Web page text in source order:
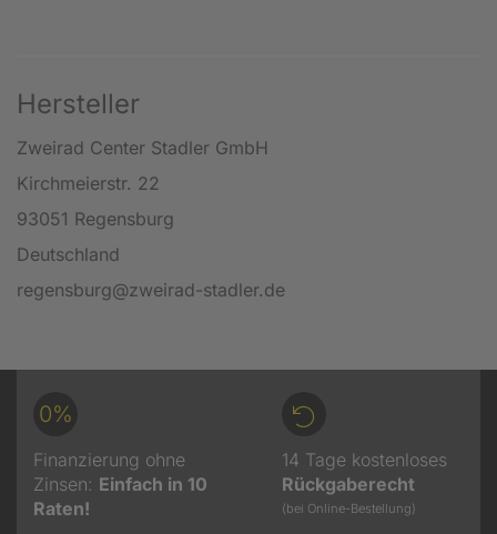
Hersteller
Zweirad Center Stadler GmbH
Kirchmeierstr. 22
93051 Regensburg
Deutschland
regensburg@zweirad-stadler.de
0%
Finanzierung ohne
Zinsen: Einfach in 10
Raten!
14 Tage kostenloses
Rückgaberecht
(bei Online-Bestellung)